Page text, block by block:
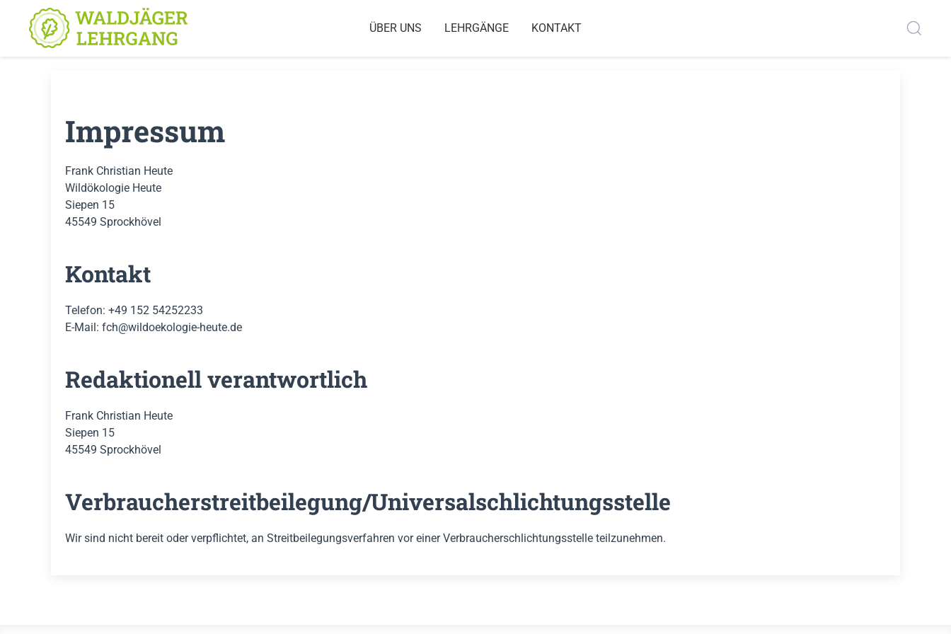
ÜBER UNS LEHRGÄNGE KONTAKT
Impressum
Frank Christian Heute
Wildökologie Heute
Siepen 15
45549 Sprockhövel
Kontakt
Telefon: +49 152 54252233
E-Mail: fch@wildoekologie-heute.de
Redaktionell verantwortlich
Frank Christian Heute
Siepen 15
45549 Sprockhövel
Verbraucher­streit­beilegung/Universal­schlichtungs­stelle
Wir sind nicht bereit oder verpflichtet, an Streitbeilegungsverfahren vor einer Verbraucherschlichtungsstelle teilzunehmen.